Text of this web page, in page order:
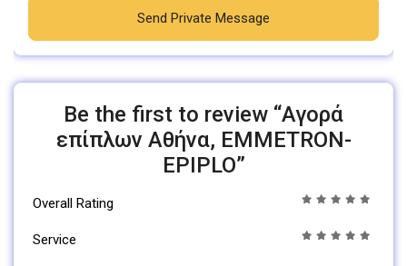
Send Private Message
Be the first to review “Αγορά
επίπλων Αθήνα, EMMETRON-
EPIPLO”
Overall Rating
Service